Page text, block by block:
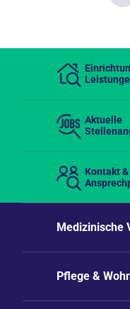
Aktuelle
Kontakt &
Medizinische
Pflege &